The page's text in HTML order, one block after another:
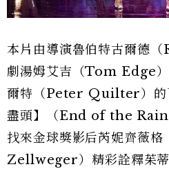
本片由導演魯伯特古爾德
劇湯姆艾吉（Tom Edge
爾特（Peter Quilter）的
盡頭】（End of the
找來金球獎影后芮妮齊薇
Zellweger）精彩詮釋茱蒂